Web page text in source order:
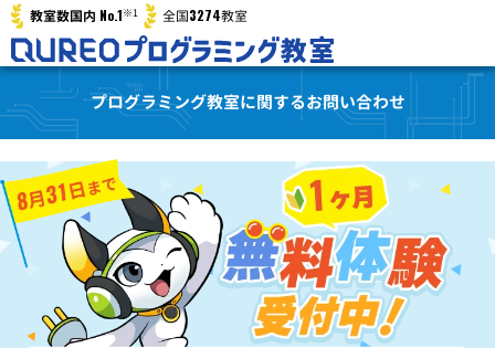
教室数国内 No.1※1 全国3274教室
プログラミング教室に関するお問い合わせ